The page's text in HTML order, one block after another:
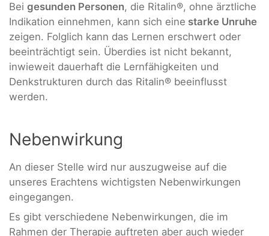
Bei gesunden Personen, die Ritalin®, ohne ärztliche
Indikation einnehmen, kann sich eine starke Unruhe
zeigen. Folglich kann das Lernen erschwert oder
beeinträchtigt sein. Überdies ist nicht bekannt,
inwieweit dauerhaft die Lernfähigkeiten und
Denkstrukturen durch das Ritalin® beeinflusst
werden.
Nebenwirkung
An dieser Stelle wird nur auszugweise auf die
unseres Erachtens wichtigsten Nebenwirkungen
eingegangen.
Es gibt verschiedene Nebenwirkungen, die im
Rahmen der Therapie auftreten aber auch wieder